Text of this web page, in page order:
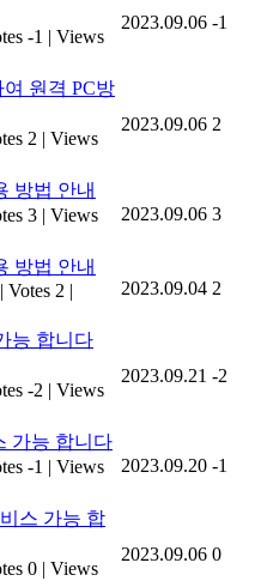
-1 | Views
2023.09.06 -1
원격 PC방
2 | Views
2023.09.06 2
방법 안내
3 | Views
2023.09.06 3
방법 안내
| Votes 2 |
2023.09.04 2
능 합니다
-2 | Views
2023.09.21 -2
가능 합니다
-1 | Views
2023.09.20 -1
스 가능 합
0 | Views
2023.09.06 0